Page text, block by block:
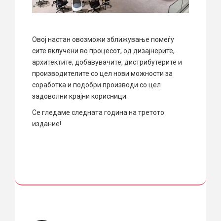
Овој настан овозможи зближување помеѓу
сите вклучени во процесот, од дизајнерите,
архитектите, добавувачите, дистрибутерите и
производителите со цел нови можности за
соработка и подобри производи со цел
задоволни крајни корисници.
Се гледаме следната година на третото
издание!